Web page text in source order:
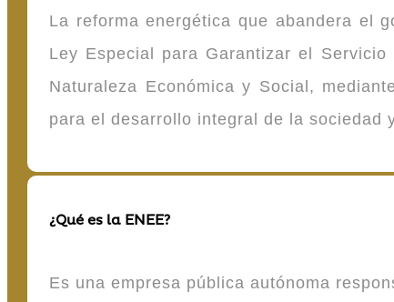
La reforma energética que abandera el
Ley Especial para Garantizar el
Naturaleza Económica y Social,
para el desarrollo integral de la sociedad
¿Qué es la ENEE?
Es una empresa pública autónoma